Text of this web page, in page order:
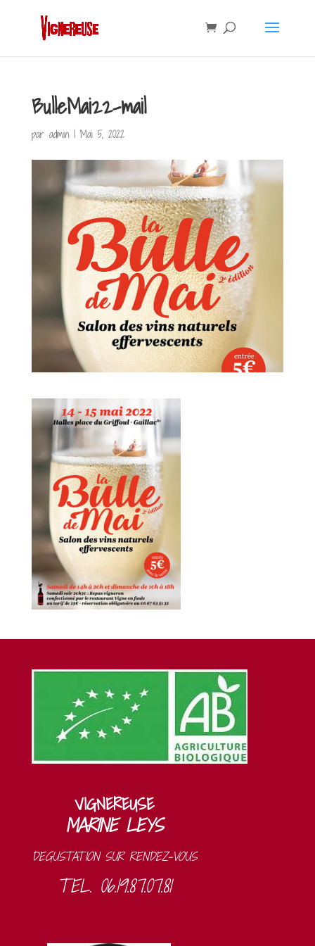
BulleMai22-mail
par admin| Mai 5, 2022
VIGNEREUSE
MARINE LEYS
DEGUSTATION SUR RENDEZ-VOUS
TEL. 06.19.87.07.81